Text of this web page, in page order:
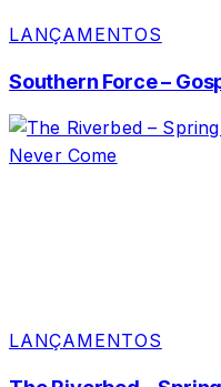
LANÇAMENTOS
Southern Force –
LANÇAMENTOS